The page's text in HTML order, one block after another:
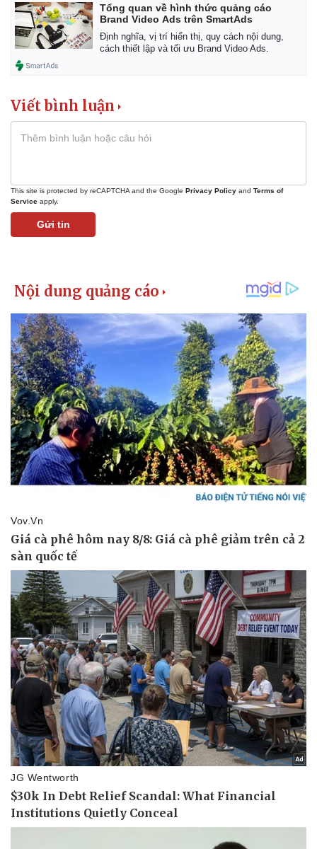
Khởi nghiệp
Tiêu dùng
Tỷ giá
Chứng khoán
Giá cà phê
Pháp luật
Vụ án
Tin nóng
Quân sự - Quốc phòng
Vũ khí
Tổng quan về hình thức quảng cáo
Brand Video Ads trên SmartAds
Định nghĩa, vị trí hiển thị, quy cách nội dung,
cách thiết lập và tối ưu Brand Video Ads.
Viết bình luận
This site is protected by reCAPTCHA and the Google Privacy Policy and Terms of
Service apply.
Gửi tin